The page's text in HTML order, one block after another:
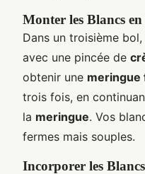
Monter les Blancs en
Dans un troisième
avec une pincée de
obtenir une meringue
trois fois, en
la meringue. Vos
fermes mais souples.
Incorporer les